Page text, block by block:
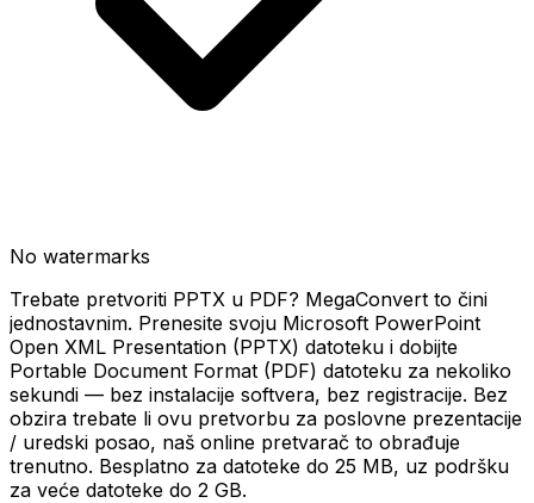
No watermarks
Trebate pretvoriti PPTX u PDF? MegaConvert to čini
jednostavnim. Prenesite svoju Microsoft PowerPoint
Open XML Presentation (PPTX) datoteku i dobijte
Portable Document Format (PDF) datoteku za nekoliko
sekundi — bez instalacije softvera, bez registracije. Bez
obzira trebate li ovu pretvorbu za poslovne prezentacije
/ uredski posao, naš online pretvarač to obrađuje
trenutno. Besplatno za datoteke do 25 MB, uz podršku
za veće datoteke do 2 GB.